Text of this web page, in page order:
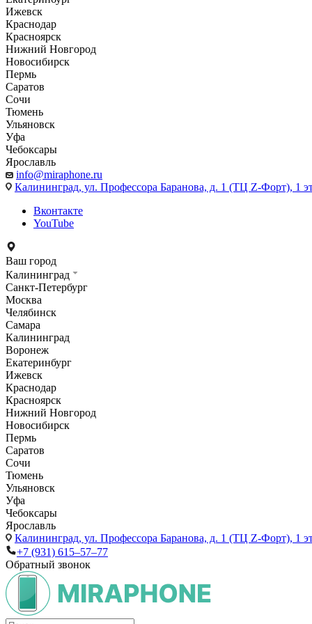
Ижевск
Краснодар
Красноярск
Нижний Новгород
Новосибирск
Пермь
Саратов
Сочи
Тюмень
Ульяновск
Уфа
Чебоксары
Ярославль
info@miraphone.ru
Калининград, ул. Профессора Баранова, д. 1 (ТЦ Z-Форт), 1
Вконтакте
YouTube
Ваш город
Калининград
Санкт-Петербург
Москва
Челябинск
Самара
Калининград
Воронеж
Екатеринбург
Ижевск
Краснодар
Красноярск
Нижний Новгород
Новосибирск
Пермь
Саратов
Сочи
Тюмень
Ульяновск
Уфа
Чебоксары
Ярославль
Калининград, ул. Профессора Баранова, д. 1 (ТЦ Z-Форт), 1
+7 (931) 615‒57‒77
Обратный звонок